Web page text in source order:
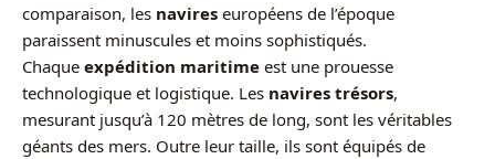
comparaison, les navires européens de l’époque
paraissent minuscules et moins sophistiqués.
Chaque expédition maritime est une prouesse
technologique et logistique. Les navires trésors,
mesurant jusqu’à 120 mètres de long, sont les véritables
géants des mers. Outre leur taille, ils sont équipés de